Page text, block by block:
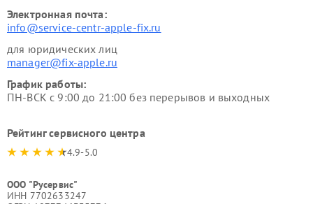
Электронная почта:
info@service-centr-apple-fix.ru
для юридических лиц
manager@fix-apple.ru
График работы:
ПН-ВСК с 9:00 до 21:00 без перерывов и выходных
Рейтинг сервисного центра
4.9-5.0
ООО "Русервис"
ИНН 7702633247